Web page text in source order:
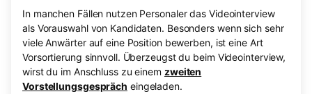
In manchen Fällen nutzen Personaler das Videointerview
als Vorauswahl von Kandidaten. Besonders wenn sich sehr
viele Anwärter auf eine Position bewerben, ist eine Art
Vorsortierung sinnvoll. Überzeugst du beim Videointerview,
wirst du im Anschluss zu einem zweiten
Vorstellungsgespräch eingeladen.